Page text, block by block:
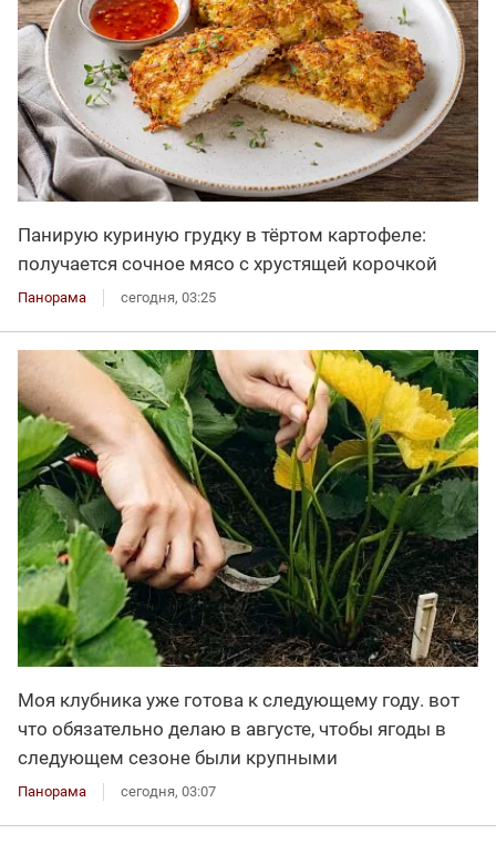
Панирую куриную грудку в тёртом картофеле:
получается сочное мясо с хрустящей корочкой
Панорама сегодня, 03:25
Моя клубника уже готова к следующему году. вот
что обязательно делаю в августе, чтобы ягоды в
следующем сезоне были крупными
Панорама сегодня, 03:07